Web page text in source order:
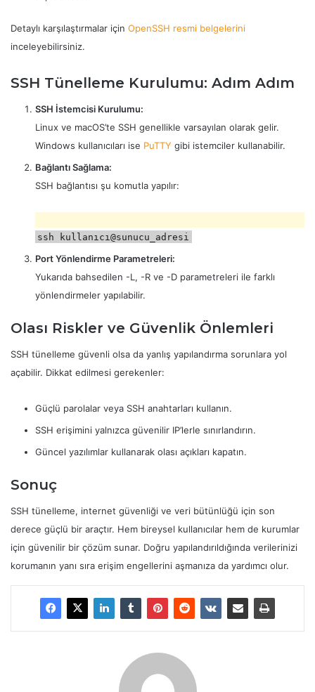
Detaylı karşılaştırmalar için OpenSSH resmi belgelerini
inceleyebilirsiniz.
SSH Tünelleme Kurulumu: Adım Adım
SSH İstemcisi Kurulumu:
Linux ve macOS’te SSH genellikle varsayılan olarak gelir.
Windows kullanıcıları ise PuTTY gibi istemciler kullanabilir.
Bağlantı Sağlama:
SSH bağlantısı şu komutla yapılır:
ssh kullanıcı@sunucu_adresi
Port Yönlendirme Parametreleri:
Yukarıda bahsedilen -L, -R ve -D parametreleri ile farklı
yönlendirmeler yapılabilir.
Olası Riskler ve Güvenlik Önlemleri
SSH tünelleme güvenli olsa da yanlış yapılandırma sorunlara yol
açabilir. Dikkat edilmesi gerekenler:
Güçlü parolalar veya SSH anahtarları kullanın.
SSH erişimini yalnızca güvenilir IP’lerle sınırlandırın.
Güncel yazılımlar kullanarak olası açıkları kapatın.
Sonuç
SSH tünelleme, internet güvenliği ve veri bütünlüğü için son
derece güçlü bir araçtır. Hem bireysel kullanıcılar hem de kurumlar
için güvenilir bir çözüm sunar. Doğru yapılandırıldığında verilerinizi
korumanın yanı sıra erişim engellerini aşmanıza da yardımcı olur.